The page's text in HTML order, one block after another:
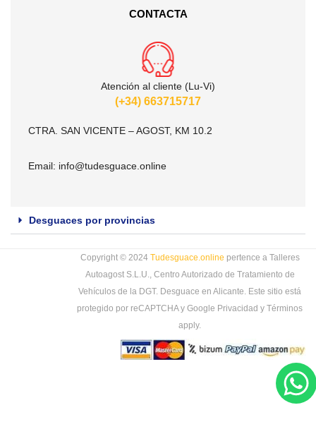
CONTACTA
Atención al cliente (Lu-Vi)
(+34) 663715717
CTRA. SAN VICENTE – AGOST, KM 10.2
Email: info@tudesguace.online
Desguaces por provincias
Copyright © 2024 Tudesguace.online pertence a Talleres
Autoagost S.L.U., Centro Autorizado de Tratamiento de
Vehículos de la DGT. Desguace en Alicante. Este sitio está
protegido por reCAPTCHA y Google Privacidad y Términos
apply.